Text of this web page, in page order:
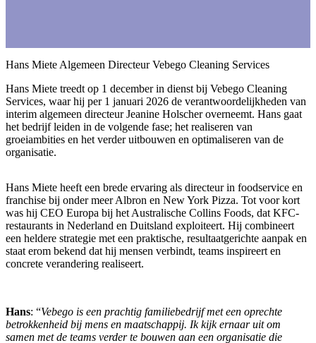
Hans Miete Algemeen Directeur Vebego Cleaning Services
Hans Miete treedt op 1 december in dienst bij Vebego Cleaning
Services, waar hij per 1 januari 2026 de verantwoordelijkheden van
interim algemeen directeur Jeanine Holscher overneemt. Hans gaat
het bedrijf leiden in de volgende fase; het realiseren van
groeiambities en het verder uitbouwen en optimaliseren van de
organisatie.
Hans Miete heeft een brede ervaring als directeur in foodservice en
franchise bij onder meer Albron en New York Pizza. Tot voor kort
was hij CEO Europa bij het Australische Collins Foods, dat KFC-
restaurants in Nederland en Duitsland exploiteert. Hij combineert
een heldere strategie met een praktische, resultaatgerichte aanpak en
staat erom bekend dat hij mensen verbindt, teams inspireert en
concrete verandering realiseert.
Hans: “Vebego is een prachtig familiebedrijf met een oprechte
betrokkenheid bij mens en maatschappij. Ik kijk ernaar uit om
samen met de teams verder te bouwen aan een organisatie die